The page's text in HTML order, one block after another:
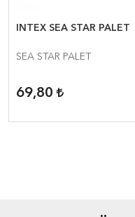
INTEX SEA STAR PALET
SEA STAR PALET
69,80